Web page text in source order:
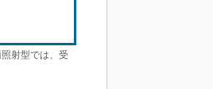
射型では、受